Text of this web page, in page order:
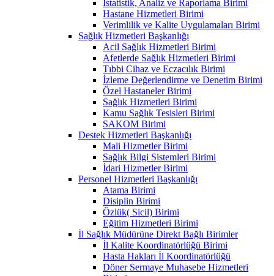
İstatistik, Analiz ve Raporlama Birimi
Hastane Hizmetleri Birimi
Verimlilik ve Kalite Uygulamaları Birimi
Sağlık Hizmetleri Başkanlığı
Acil Sağlık Hizmetleri Birimi
Afetlerde Sağlık Hizmetleri Birimi
Tıbbi Cihaz ve Eczacılık Birimi
İzleme Değerlendirme ve Denetim Birimi
Özel Hastaneler Birimi
Sağlık Hizmetleri Birimi
Kamu Sağlık Tesisleri Birimi
SAKOM Birimi
Destek Hizmetleri Başkanlığı
Mali Hizmetler Birimi
Sağlık Bilgi Sistemleri Birimi
İdari Hizmetler Birimi
Personel Hizmetleri Başkanlığı
Atama Birimi
Disiplin Birimi
Özlük( Sicil) Birimi
Eğitim Hizmetleri Birimi
İl Sağlık Müdürüne Direkt Bağlı Birimler
İl Kalite Koordinatörlüğü Birimi
Hasta Hakları İl Koordinatörlüğü
Döner Sermaye Muhasebe Hizmetleri